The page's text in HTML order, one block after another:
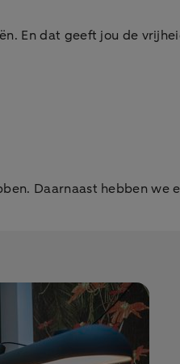
En dat geeft jou de
Daarnaast hebben we